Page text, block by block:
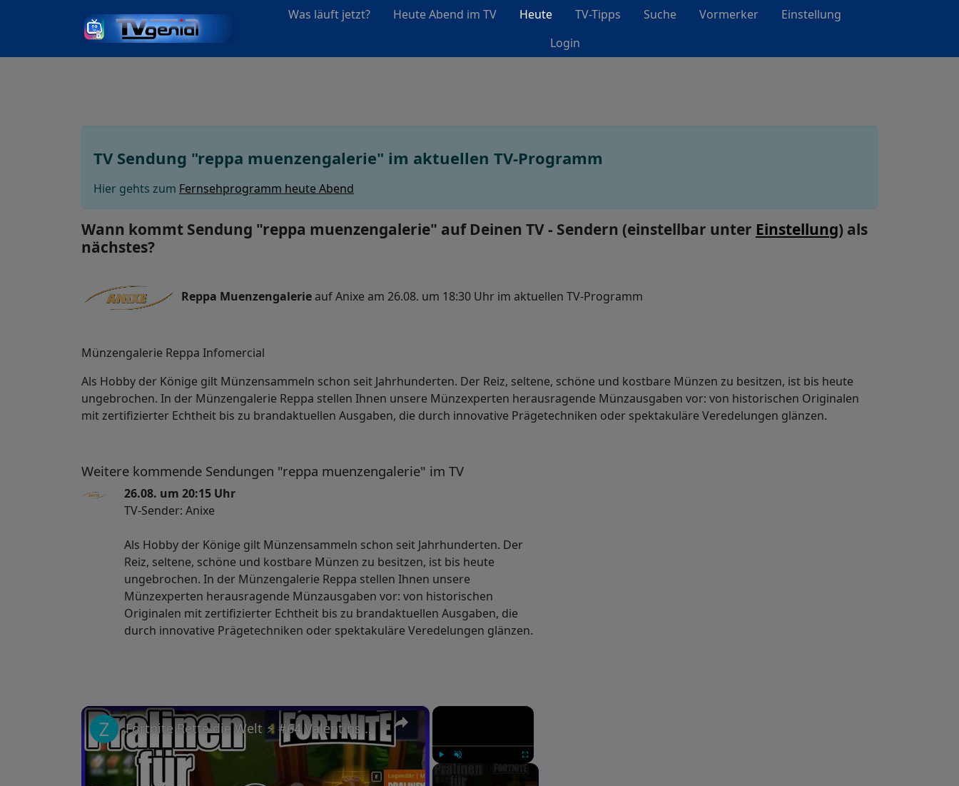
Was läuft jetzt? Heute Abend im TV Heute TV-Tipps Suche Vormerker
Einstellung
Login
TV Sendung "reppa muenzengalerie" im aktuellen TV-Programm
Hier gehts zum Fernsehprogramm heute Abend
Wann kommt Sendung "reppa muenzengalerie" auf Deinen TV - Sendern (einstellbar unter Einstellung) als
nächstes?
Reppa Muenzengalerie auf Anixe am 26.08. um 18:30 Uhr im aktuellen TV-Programm
Münzengalerie Reppa Infomercial
Als Hobby der Könige gilt Münzensammeln schon seit Jahrhunderten. Der Reiz, seltene, schöne und kostbare Münzen zu besitzen, ist bis heute
ungebrochen. In der Münzengalerie Reppa stellen Ihnen unsere Münzexperten herausragende Münzausgaben vor: von historischen Originalen
mit zertifizierter Echtheit bis zu brandaktuellen Ausgaben, die durch innovative Prägetechniken oder spektakuläre Veredelungen glänzen.
Weitere kommende Sendungen "reppa muenzengalerie" im TV
26.08. um 20:15 Uhr
TV-Sender: Anixe
Als Hobby der Könige gilt Münzensammeln schon seit Jahrhunderten. Der
Reiz, seltene, schöne und kostbare Münzen zu besitzen, ist bis heute
ungebrochen. In der Münzengalerie Reppa stellen Ihnen unsere
Münzexperten herausragende Münzausgaben vor: von historischen
Originalen mit zertifizierter Echtheit bis zu brandaktuellen Ausgaben, die
durch innovative Prägetechniken oder spektakuläre Veredelungen glänzen.
×
Fullscreen
×
Fortnite Rette die Welt ⚡ #64 Valentins Event 💘 Wenn man die Liebe nicht findet [gameplay deutsch]